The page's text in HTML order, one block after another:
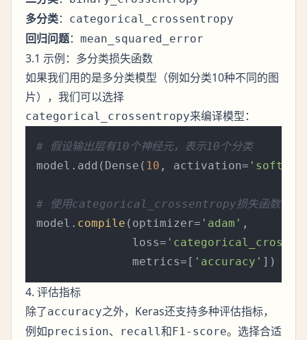
多分类： categorical_crossentropy
回归问题： mean_squared_error
3.1 示例：多分类损失函数
如果我们用的是多分类模型（例如分类10种不同的图
片），我们可以选择
categorical_crossentropy来编译模型：
# 假设输出层有10个神经元，表示10个分类
model.add(Dense( 10 , activation=
# 使用categorical_crossentropy损失函数
model. compile (optimizer= 'adam' ,
              loss=
              metrics=[
'accuracy'
4. 评估指标
除了accuracy之外，Keras还支持多种评估指标，
例如precision、 recall和F1-score。选择合适